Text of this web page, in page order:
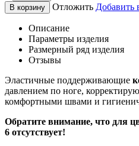
В корзину Отложить Добавить
Описание
Параметры изделия
Размерный ряд изделия
Отзывы
Эластичные поддерживающие
давлением по ноге,
комфортными швами и
Обратите внимание, что для
6 отсутствует!